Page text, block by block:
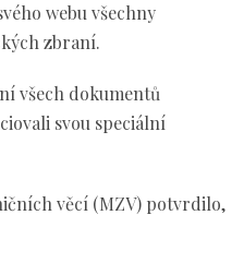
webu všechny
zbraní.
všech dokumentů
svou speciální
věcí (MZV) potvrdilo,